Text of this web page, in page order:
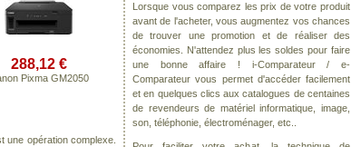
288,12 €
Pixma GM2050
opération complexe.
Lorsque vous comparez les prix de votre produit
avant de l'acheter, vous augmentez vos chances
de trouver une promotion et de réaliser des
économies. N'attendez plus les soldes pour faire
une bonne affaire ! i-Comparateur / e-
Comparateur vous permet d'accéder facilement
et en quelques clics aux catalogues de centaines
de revendeurs de matériel informatique, image,
son, téléphonie, électroménager, etc..